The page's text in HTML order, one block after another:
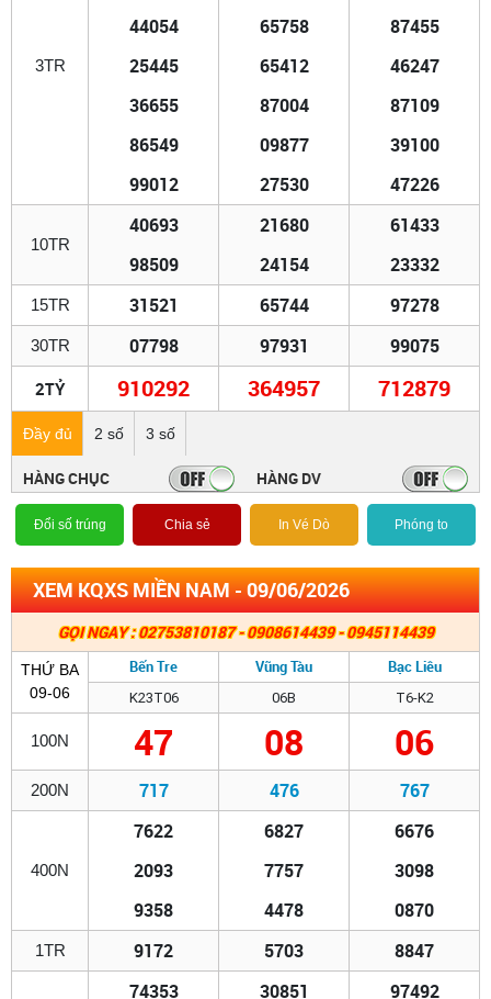
3TR
44054
25445
36655
86549
99012
65758
65412
87004
09877
27530
87455
46247
87109
39100
47226
10TR
40693
98509
21680
24154
61433
23332
15TR 31521 65744 97278
30TR 07798 97931 99075
2TỶ 910292 364957 712879
Đầy đủ 2 số 3 số
HÀNG CHỤC HÀNG DV
Đổi số trúng Chia sẻ In Vé Dò Phóng to
XEM KQXS MIỀN NAM - 09/06/2026
GỌI NGAY : 02753810187 - 0908614439 - 0945114439
THỨ BA
09-06
Bến Tre Vũng Tàu Bạc Liêu
K23T06 06B T6-K2
100N 47 08 06
200N 717 476 767
400N
7622
2093
9358
6827
7757
4478
6676
3098
0870
1TR 9172 5703
8847
74353
30851 97492